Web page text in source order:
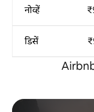
नोव्हें
डिसें